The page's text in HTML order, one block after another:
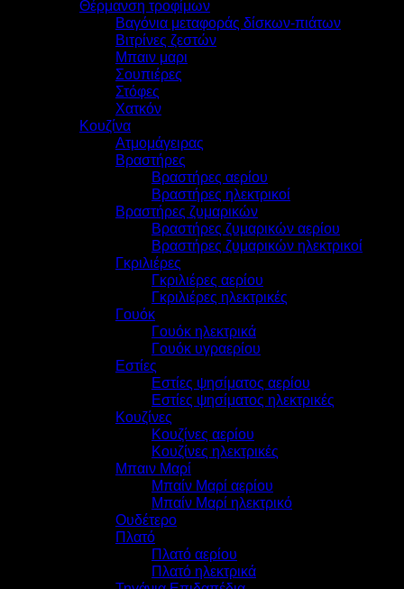
Θέρμανση τροφίμων
Βαγόνια μεταφοράς δίσκων-πιάτων
Βιτρίνες ζεστών
Μπαιν μαρι
Σουπιέρες
Στόφες
Χατκόν
Κουζίνα
Ατμομάγειρας
Βραστήρες
Βραστήρες αερίου
Βραστήρες ηλεκτρικοί
Βραστήρες ζυμαρικών
Βραστήρες ζυμαρικών αερίου
Βραστήρες ζυμαρικών ηλεκτρικοί
Γκριλιέρες
Γκριλιέρες αερίου
Γκριλιέρες ηλεκτρικές
Γουόκ
Γουόκ ηλεκτρικά
Γουόκ υγραερίου
Εστίες
Εστίες ψησίματος αερίου
Εστίες ψησίματος ηλεκτρικές
Κουζίνες
Κουζίνες αερίου
Κουζίνες ηλεκτρικές
Μπαιν Μαρί
Μπαίν Μαρί αερίου
Μπαίν Μαρί ηλεκτρικό
Ουδέτερο
Πλατό
Πλατό αερίου
Πλατό ηλεκτρικά